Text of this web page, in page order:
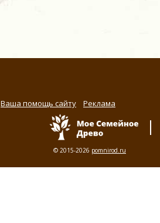
Ваша помощь сайту Реклама
© 2015-2026 pomnirod.ru